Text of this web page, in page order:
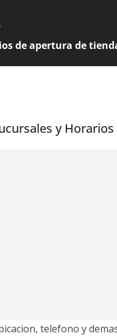
de apertura de
y Horarios
telefono y